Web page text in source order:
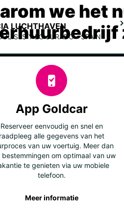
LUCHTHAVEN
Y LO JURADO - SPAIN
we het
App Goldcar
Reserveer eenvoudig en snel en
raadpleeg alle gegevens van het
van uw voertuig. Meer dan
bestemmingen om optimaal van uw
te genieten via uw mobiele
telefoon.
Meer informatie